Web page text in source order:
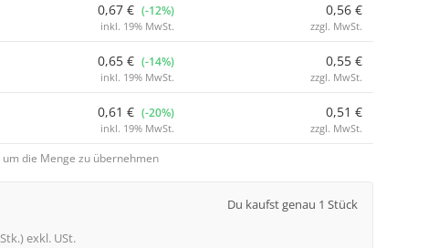
0,67 € (-12%)
inkl. 19% MwSt.
0,56 €
zzgl. MwSt.
0,65 € (-14%)
inkl. 19% MwSt.
0,55 €
zzgl. MwSt.
0,61 € (-20%)
inkl. 19% MwSt.
0,51 €
zzgl. MwSt.
um die Menge zu übernehmen
Du kaufst genau 1 Stück
exkl. USt.